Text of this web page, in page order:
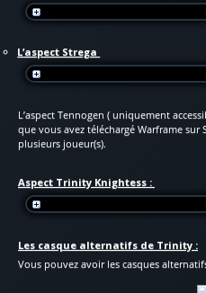
L’aspect Strega
L’aspect Tennogen ( uniquement
que vous avez téléchargé Warframe sur
plusieurs joueur(s).
Aspect Trinity Knightess :
Les casque alternatifs de Trinity :
Vous pouvez avoir les casques